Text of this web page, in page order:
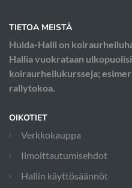
TIETOA MEISTÄ
Hulda-Halli on
Hallia vuokrataan
koiraurheilukursseja;
rallytokoa.
OIKOTIET
Verkkokauppa
Ilmoittautumisehdot
Hallin käyttösäännöt